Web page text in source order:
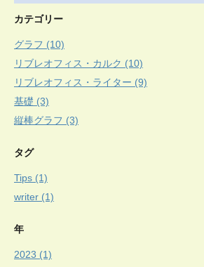
カテゴリー
グラフ (10)
リブレオフィス・カルク (10)
リブレオフィス・ライター (9)
基礎 (3)
縦棒グラフ (3)
タグ
Tips (1)
writer (1)
年
2023 (1)